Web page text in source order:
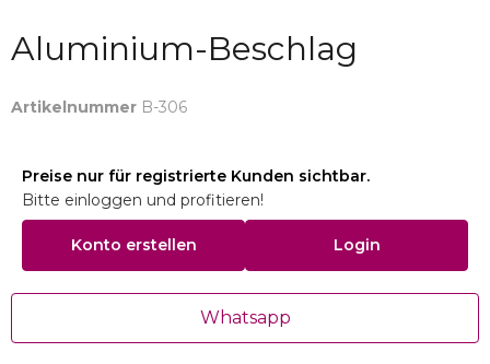
Aluminium-Beschlag
Artikelnummer B-306
Preise nur für registrierte Kunden sichtbar.
Bitte einloggen und profitieren!
Konto erstellen Login
Whatsapp